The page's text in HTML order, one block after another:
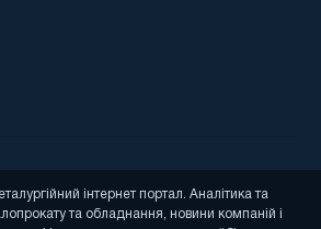
інтернет портал. Аналітика та
та обладнання, новини компаній і